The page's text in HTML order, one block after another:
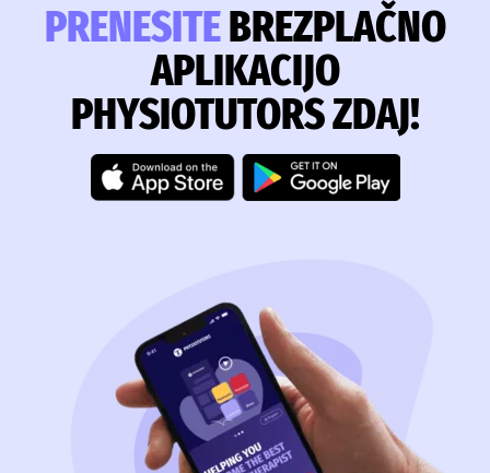
PRENESITEBREZPLAČNO
APLIKACIJO
PHYSIOTUTORS ZDAJ!